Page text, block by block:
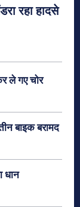
रहा हादसे
ले गए चोर
बाइक बरामद
धान